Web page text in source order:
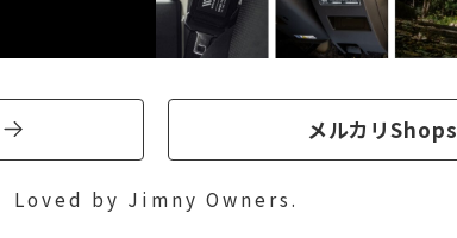
メルカリShops
Loved by Jimny Owners.